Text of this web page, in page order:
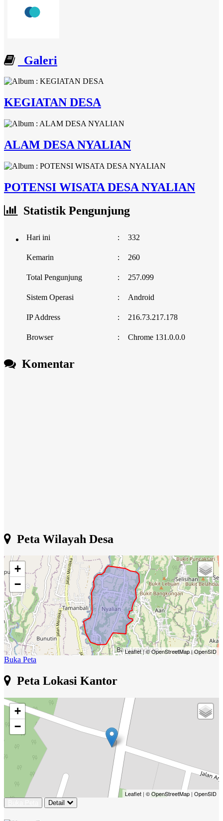
Galeri
KEGIATAN DESA
ALAM DESA NYALIAN
POTENSI WISATA DESA NYALIAN
Statistik Pengunjung
Hari ini : 332
Kemarin : 260
Total Pengunjung : 257.099
Sistem Operasi : Android
IP Address : 216.73.217.178
Browser : Chrome 131.0.0.0
Komentar
Peta Wilayah Desa
+
−
Leaflet|© OpenStreetMap|OpenSID
Buka Peta
Peta Lokasi Kantor
+
−
Leaflet | © OpenStreetMap | OpenSID
Detail